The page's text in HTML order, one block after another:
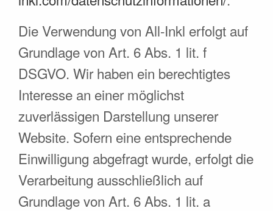
Die Verwendung von All-Inkl erfolgt auf
Grundlage von Art. 6 Abs. 1 lit. f
DSGVO. Wir haben ein berechtigtes
Interesse an einer möglichst
zuverlässigen Darstellung unserer
Website. Sofern eine entsprechende
Einwilligung abgefragt wurde, erfolgt die
Verarbeitung ausschließlich auf
Grundlage von Art. 6 Abs. 1 lit. a